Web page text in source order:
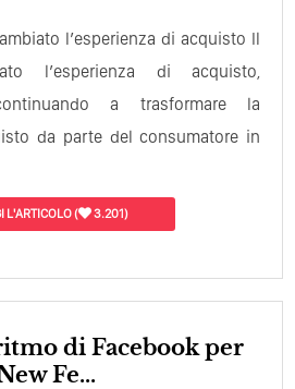
l’esperienza di acquisto Il
l’esperienza di acquisto,
a trasformare la
da parte del consumatore in
L'ARTICOLO( 3.201)
Fe...